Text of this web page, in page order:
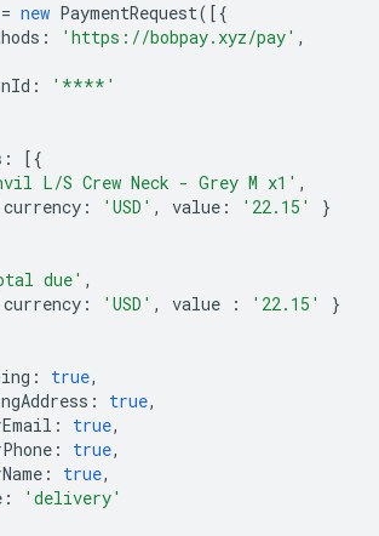
= new PaymentRequest([{
: 'https://bobpay.xyz/pay' ,
:
'****'
:
[{
L/S Crew Neck - Grey M x1' ,
currency : 'USD' , value : '22.15'
}
due' ,
currency : 'USD' , value : '22.15'
}
: true,
: true,
: true,
: true,
: true,
:
'delivery'